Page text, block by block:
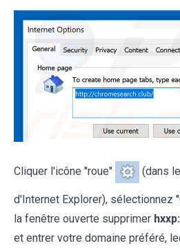
Cliquer l'icône ''roue'' (dans
d'Internet Explorer), sélectionnez
la fenêtre ouverte supprimer
et entrer votre domaine préféré,